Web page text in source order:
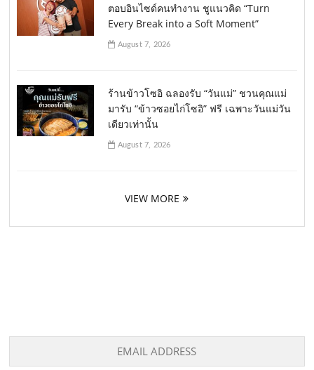
ตอบอินไซด์คนทำงาน ชูแนวคิด “Turn
Every Break into a Soft Moment”
August 7, 2026
ร้านข้าวโซอิ ฉลองรับ “วันแม่” ชวนคุณแม่
มารับ “ข้าวซอยไก่โซอิ” ฟรี เฉพาะวันแม่วัน
เดียวเท่านั้น
August 7, 2026
VIEW MORE